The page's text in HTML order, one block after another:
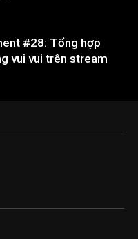
#28: Tổng hợp
vui vui trên stream